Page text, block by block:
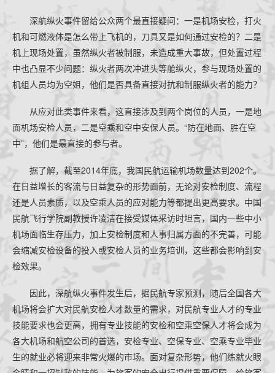
深航纵火事件留给公众两个最直接疑问：一是机场安检，打火
机和可燃液体是怎么带上飞机的，刀具又是如何通过安检的？二是
机上现场处置，虽然纵火者被制服，未造成重大事故，但处置过程
中也凸显不少问题：纵火者两次冲进头等舱纵火，参与现场处置的
机组人员均为空姐，他们是否具备直接对抗和制服纵火者的能力？
从应对此类事件来看，这直接涉及到两个岗位的人员，一是地
面机场安检人员，二是空乘和空中安保人员。“防在地面、胜在空
中”，他们是最直接的参与者。
据了解，截至2014年底，我国民航运输机场数量达到202个。
在日益增长的客流与日益复杂的形势面前，无论对安检制度、流程
还是人员素质，以及空乘人员的应对能力等都提出更高要求。中国
民航飞行学院副教授许凌洁在接受媒体采访时坦言，国内一些中小
机场面临生存压力，加上安检制度和人事归属方面的不完善，可能
会缩减安检设备的投入或安检人员的业务培训，这些都会影响到安
检效果。
因此，深航纵火事件发生后，据民航专家预测，随后全国各大
机场将会扩大对民航安检人才数量的需求，对民航专业人才的专业
技能要求也会更高，拥有专业技能的安检和空乘空保人才将会成为
各大机场和航空公司的首选，安检专业、空保专业、空乘专业毕业
生的就业必将迎来非常火爆的市场。面对复杂形势，他们练就火眼